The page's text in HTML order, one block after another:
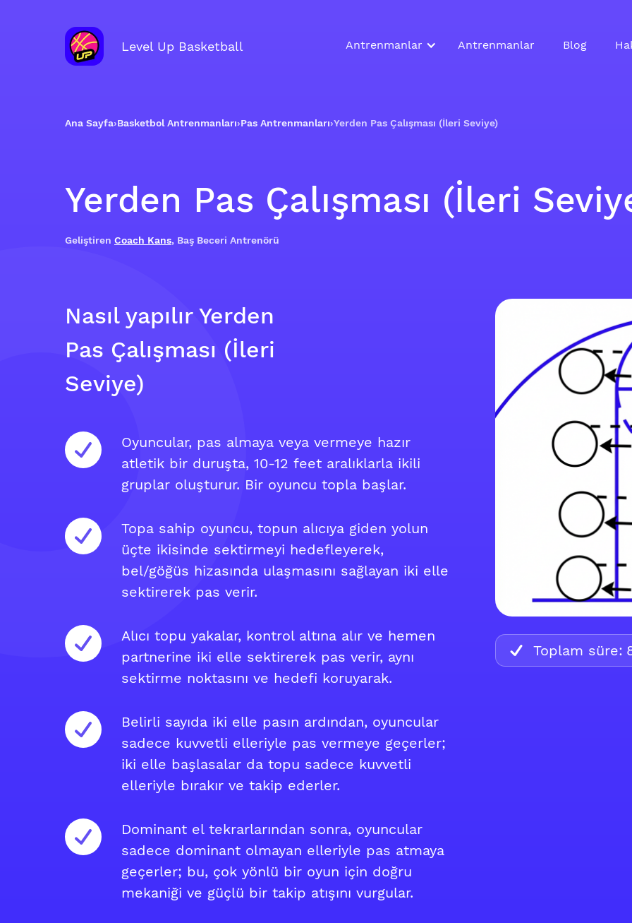
Level Up Basketball Antrenmanlar Antrenmanlar Blog
Ana Sayfa›Basketbol Antrenmanları›Pas Antrenmanları›Yerden Pas Çalışması (İleri Seviye)
Yerden Pas Çalışması (İleri
Geliştiren Coach Kans, Baş Beceri Antrenörü
Nasıl yapılır Yerden
Pas Çalışması (İleri
Seviye)
Oyuncular, pas almaya veya vermeye hazır
atletik bir duruşta, 10-12 feet aralıklarla ikili
gruplar oluşturur. Bir oyuncu topla başlar.
Topa sahip oyuncu, topun alıcıya giden yolun
üçte ikisinde sektirmeyi hedefleyerek,
bel/göğüs hizasında ulaşmasını sağlayan iki elle
sektirerek pas verir.
Alıcı topu yakalar, kontrol altına alır ve hemen
partnerine iki elle sektirerek pas verir, aynı
sektirme noktasını ve hedefi koruyarak.
Belirli sayıda iki elle pasın ardından, oyuncular
sadece kuvvetli elleriyle pas vermeye geçerler;
iki elle başlasalar da topu sadece kuvvetli
elleriyle bırakır ve takip ederler.
Dominant el tekrarlarından sonra, oyuncular
sadece dominant olmayan elleriyle pas atmaya
geçerler; bu, çok yönlü bir oyun için doğru
mekaniği ve güçlü bir takip atışını vurgular.
Toplam süre: